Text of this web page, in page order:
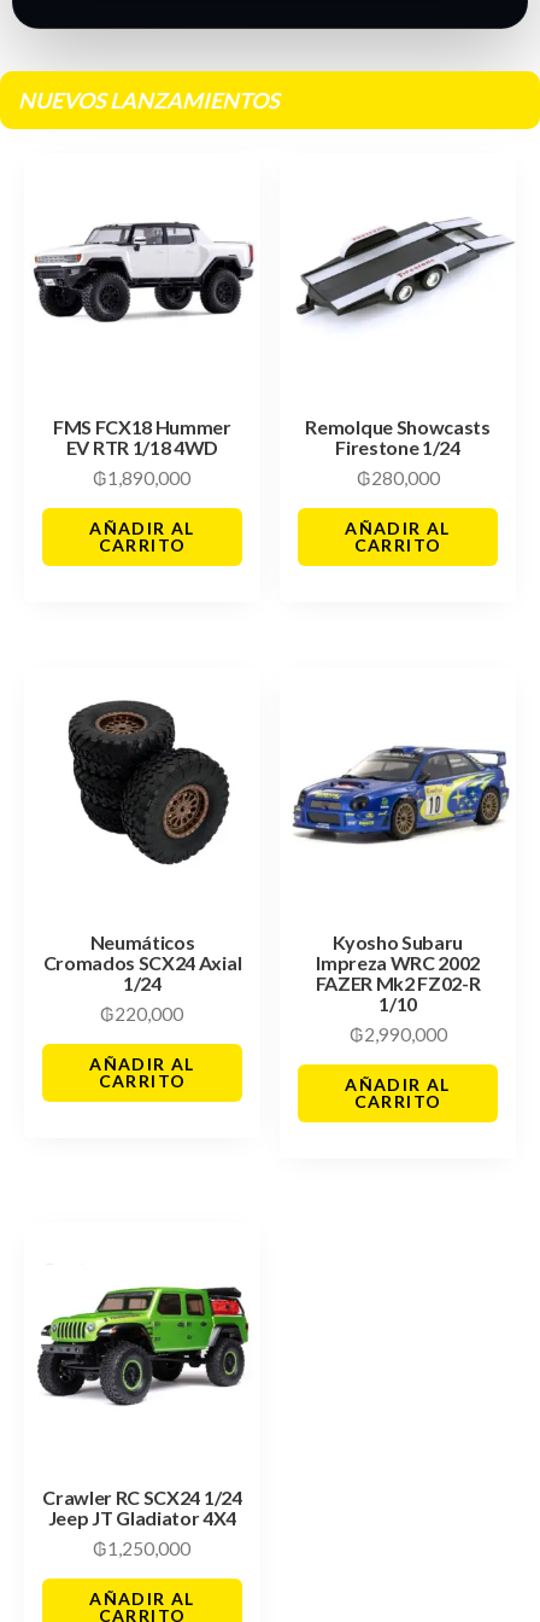
NUEVOS LANZAMIENTOS
FMS FCX18 Hummer
EV RTR 1/18 4WD
₲1,890,000
AÑADIR AL
CARRITO
Remolque Showcasts
Firestone 1/24
₲280,000
AÑADIR AL
CARRITO
Neumáticos
Cromados SCX24 Axial
1/24
₲220,000
AÑADIR AL
CARRITO
Kyosho Subaru
Impreza WRC 2002
FAZER Mk2 FZ02-R
1/10
₲2,990,000
AÑADIR AL
CARRITO
Crawler RC SCX24 1/24
Jeep JT Gladiator 4X4
₲1,250,000
AÑADIR AL
CARRITO